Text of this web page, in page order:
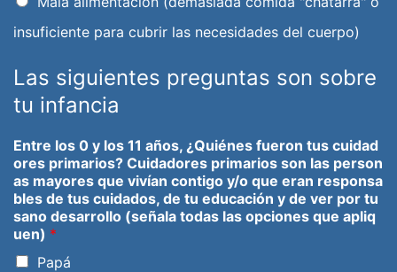
insuficiente para cubrir las necesidades del cuerpo)
Las siguientes preguntas son sobre
tu infancia
Entre los 0 y los 11 años, ¿Quiénes fueron tus cuidad
ores primarios? Cuidadores primarios son las person
as mayores que vivían contigo y/o que eran responsa
bles de tus cuidados, de tu educación y de ver por tu
sano desarrollo (señala todas las opciones que apliq
uen) *
Papá